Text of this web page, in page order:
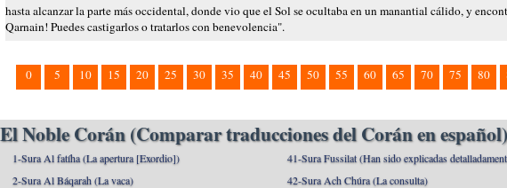
hasta alcanzar la parte más occidental, donde vio que el Sol se ocultaba en un manantial cálido, y
Qarnain! Puedes castigarlos o tratarlos con benevolencia".
0 5 10 15 20 25 30 35 40 45 50 55 60 65 70 75 80
El Noble Corán (Comparar traducciones del Corán en español)
1-Sura Al fatíha (La apertura [Exordio])
2-Sura Al Báqarah (La vaca)
41-Sura Fussilat (Han sido explicadas
42-Sura Ach Chúra (La consulta)